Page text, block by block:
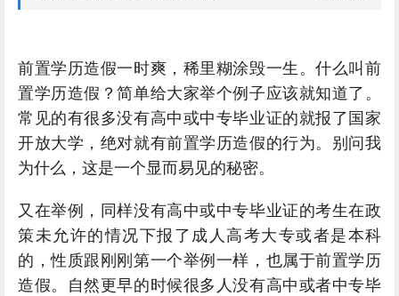
前置学历造假一时爽，稀里糊涂毁一生。什么叫前
置学历造假？简单给大家举个例子应该就知道了。
常见的有很多没有高中或中专毕业证的就报了国家
开放大学，绝对就有前置学历造假的行为。别问我
为什么，这是一个显而易见的秘密。
又在举例，同样没有高中或中专毕业证的考生在政
策未允许的情况下报了成人高考大专或者是本科
的，性质跟刚刚第一个举例一样，也属于前置学历
造假。自然更早的时候很多人没有高中或者中专毕